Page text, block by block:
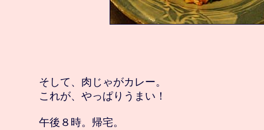
そして、肉じゃがカレー。
これが、やっぱりうまい！
午後８時。帰宅。